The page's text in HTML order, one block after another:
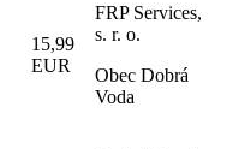
15,99
EUR
FRP Services,
s. r. o.
Obec Dobrá
Voda